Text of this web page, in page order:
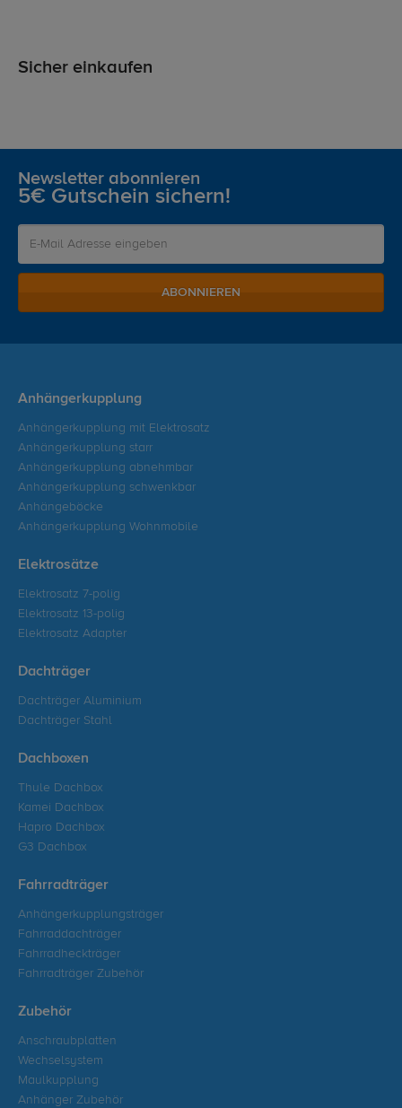
Sicher einkaufen
Newsletter abonnieren
5€ Gutschein sichern!
ABONNIEREN
Anhängerkupplung
Anhängerkupplung mit Elektrosatz
Anhängerkupplung starr
Anhängerkupplung abnehmbar
Anhängerkupplung schwenkbar
Anhängeböcke
Anhängerkupplung Wohnmobile
Elektrosätze
Elektrosatz 7-polig
Elektrosatz 13-polig
Elektrosatz Adapter
Dachträger
Dachträger Aluminium
Dachträger Stahl
Dachboxen
Thule Dachbox
Kamei Dachbox
Hapro Dachbox
G3 Dachbox
Fahrradträger
Anhängerkupplungsträger
Fahrraddachträger
Fahrradheckträger
Fahrradträger Zubehör
Zubehör
Anschraubplatten
Wechselsystem
Maulkupplung
Anhänger Zubehör